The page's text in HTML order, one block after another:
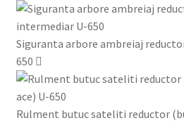
Siguranta arbore ambreiaj
650
Rulment butuc sateliti reductor